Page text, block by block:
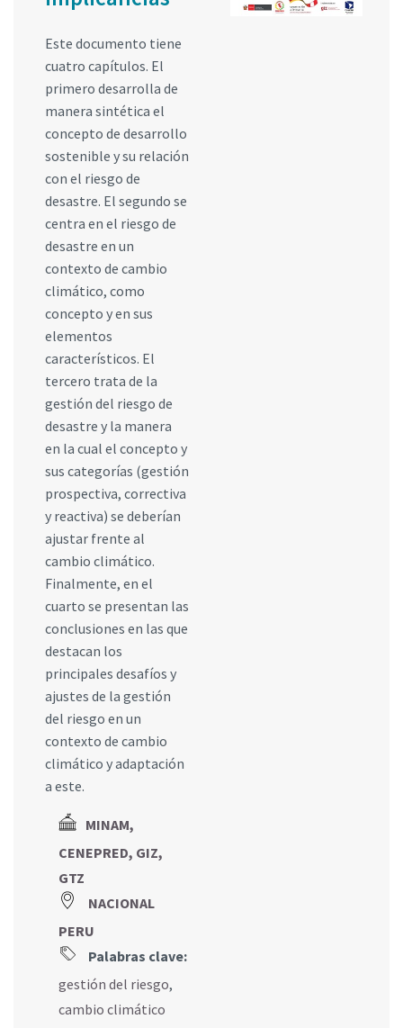
Este documento tiene
cuatro capítulos. El
primero desarrolla de
manera sintética el
concepto de desarrollo
sostenible y su relación
con el riesgo de
desastre. El segundo se
centra en el riesgo de
desastre en un
contexto de cambio
climático, como
concepto y en sus
elementos
característicos. El
tercero trata de la
gestión del riesgo de
desastre y la manera
en la cual el concepto y
sus categorías (gestión
prospectiva, correctiva
y reactiva) se deberían
ajustar frente al
cambio climático.
Finalmente, en el
cuarto se presentan las
conclusiones en las que
destacan los
principales desafíos y
ajustes de la gestión
del riesgo en un
contexto de cambio
climático y adaptación
a este.
MINAM,
CENEPRED, GIZ,
GTZ
NACIONAL
PERU
Palabras clave:
gestión del riesgo,
cambio climático